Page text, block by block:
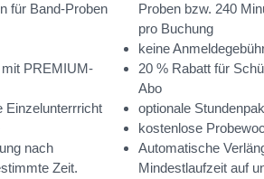
für Band-Proben
PREMIUM-
Einzelunterrricht
nach
Zeit.
Proben bzw. 240
pro Buchung
keine
20 % Rabatt für
Abo
optionale
kostenlose
Automatische
Mindestlaufzeit auf